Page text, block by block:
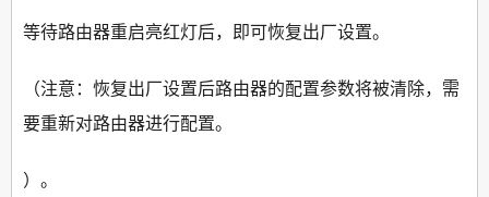
等待路由器重启亮红灯后，即可恢复出厂设置。
（注意：恢复出厂设置后路由器的配置参数将被清除，需
要重新对路由器进行配置。
）。